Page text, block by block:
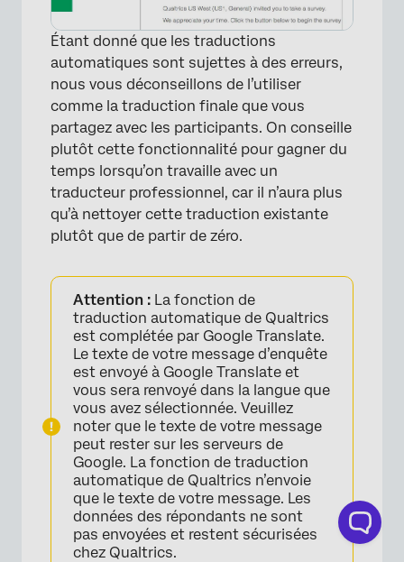
×
Étant donné que les traductions
automatiques sont sujettes à des erreurs,
nous vous déconseillons de l’utiliser
comme la traduction finale que vous
partagez avec les participants. On conseille
plutôt cette fonctionnalité pour gagner du
temps lorsqu’on travaille avec un
traducteur professionnel, car il n’aura plus
qu’à nettoyer cette traduction existante
plutôt que de partir de zéro.
Attention : La fonction de
traduction automatique de Qualtrics
est complétée par Google Translate.
Le texte de votre message d’enquête
est envoyé à Google Translate et
vous sera renvoyé dans la langue que
vous avez sélectionnée. Veuillez
noter que le texte de votre message
peut rester sur les serveurs de
Google. La fonction de traduction
automatique de Qualtrics n’envoie
que le texte de votre message. Les
données des répondants ne sont
pas envoyées et restent sécurisées
chez Qualtrics.